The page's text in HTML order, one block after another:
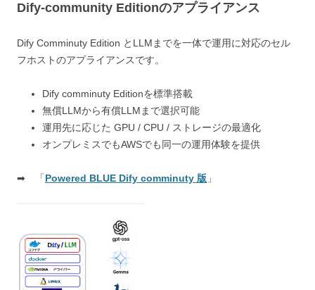
Dify‑community Editionのアプライアンス
Dify Comminuty Edition とLLMまでを一体で運用に対応のセル
フホストのアプライアンスです。
Dify comminuty Editionを標準搭載
無償LLMから有償LLMまで選択可能
運用先に応じた GPU / CPU / ストレージの最適化
オンプレミスでもAWSでも同一の運用体験を提供
➡ 「Powered BLUE Dify comminuty 版 」